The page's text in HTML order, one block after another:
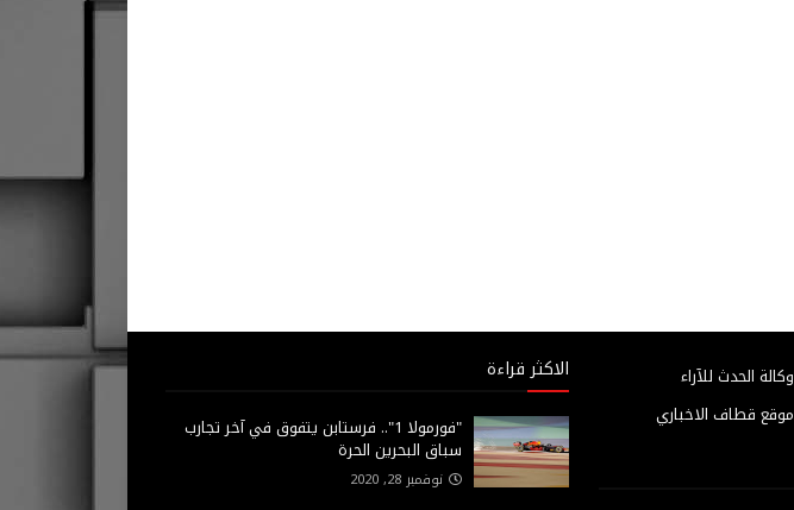
وكالة الحدث للآراء
موقع قطاف الاخباري
الاكثر قراءة
"فورمولا 1".. فرستابن يتفوق في آخر تجارب
سباق البحرين الحرة
نوفمبر 28, 2020